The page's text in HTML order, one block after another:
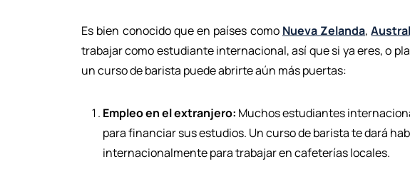
Es bien conocido que en países como Nueva Zelanda,
trabajar como estudiante internacional, así que si ya eres, o
un curso de barista puede abrirte aún más puertas:
Empleo en el extranjero: Muchos estudiantes
para financiar sus estudios. Un curso de barista te dará
internacionalmente para trabajar en cafeterías locales.